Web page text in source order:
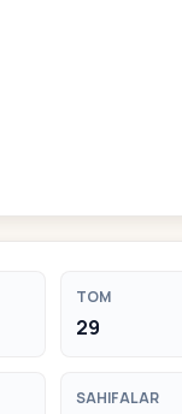
TOM
29
SAHIFALAR